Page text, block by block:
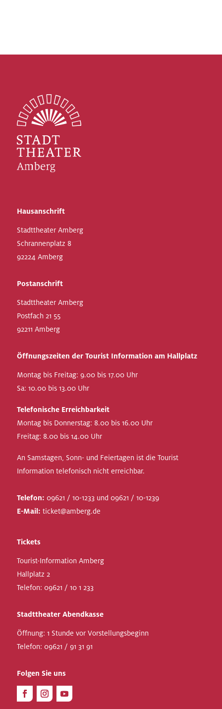
Hausanschrift
Stadttheater Amberg
Schrannenplatz 8
92224 Amberg
Postanschrift
Stadttheater Amberg
Postfach 21 55
92211 Amberg
Öffnungszeiten der Tourist Information am Hallplatz
Montag bis Freitag: 9.00 bis 17.00 Uhr
Sa: 10.00 bis 13.00 Uhr
Telefonische Erreichbarkeit
Montag bis Donnerstag: 8.00 bis 16.00 Uhr
Freitag: 8.00 bis 14.00 Uhr
An Samstagen, Sonn- und Feiertagen ist die Tourist
Information telefonisch nicht erreichbar.
Telefon: 09621 / 10-1233 und 09621 / 10-1239
E-Mail: ticket@amberg.de
Tickets
Tourist-Information Amberg
Hallplatz 2
Telefon: 09621 / 10 1 233
Stadttheater Abendkasse
Öffnung: 1 Stunde vor Vorstellungsbeginn
Telefon: 09621 / 91 31 91
Folgen Sie uns